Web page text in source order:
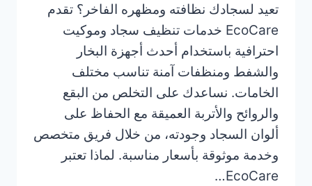
تعيد لسجادك نظافته ومظهره الفاخر؟ تقدم
EcoCare خدمات تنظيف سجاد وموكيت
احترافية باستخدام أحدث أجهزة البخار
والشفط ومنظفات آمنة تناسب مختلف
الخامات. نساعدك على التخلص من البقع
والروائح والأتربة العميقة مع الحفاظ على
ألوان السجاد وجودته، من خلال فريق متخصص
وخدمة موثوقة بأسعار مناسبة. لماذا تعتبر
EcoCare…